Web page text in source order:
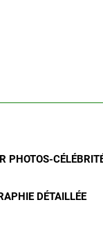
PHOTOS-
DÉTAILLÉE